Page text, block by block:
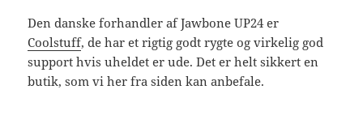
Den danske forhandler af Jawbone UP24 er
Coolstuff, de har et rigtig godt rygte og virkelig god
support hvis uheldet er ude. Det er helt sikkert en
butik, som vi her fra siden kan anbefale.